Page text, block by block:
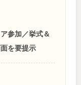
参加／挙式＆
を要提示